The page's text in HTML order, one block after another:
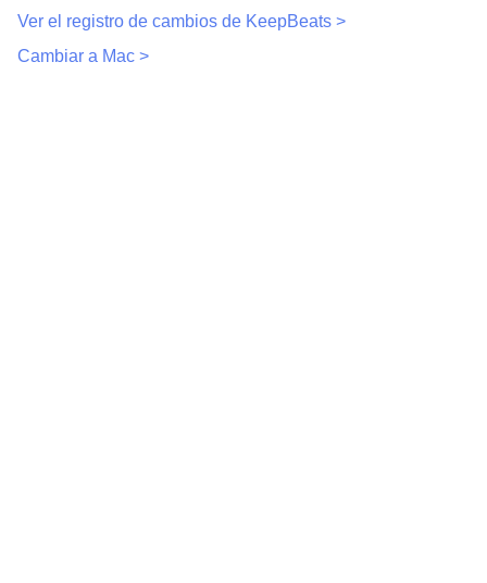
Ver el registro de cambios de KeepBeats >
Cambiar a Mac >